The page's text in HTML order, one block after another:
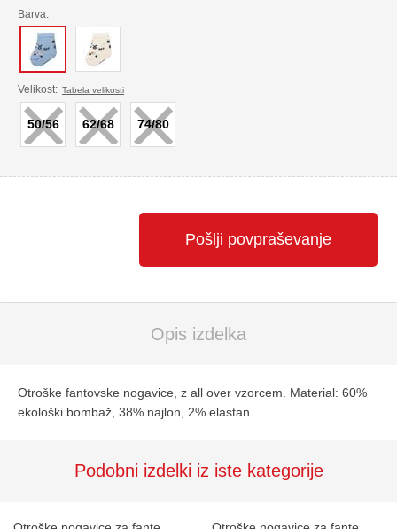
Barva:
Velikost: Tabela velikosti
50/56
× 62/68
× 74/80
×
Pošlji povpraševanje
Opis izdelka
Otroške fantovske nogavice, z all over vzorcem. Material: 60%
ekološki bombaž, 38% najlon, 2% elastan
Podobni izdelki iz iste kategorije